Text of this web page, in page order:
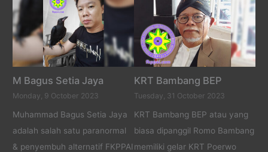
M Bagus Setia Jaya
Monday, 9 October 2023
Muhammad Bagus Setia Jaya
adalah salah satu paranormal
& penyembuh alternatif FKPPAI
KRT Bambang BEP
Tuesday, 31 October 2023
KRT Bambang BEP atau yang
biasa dipanggil Romo Bambang
memiliki gelar KRT Poerwo